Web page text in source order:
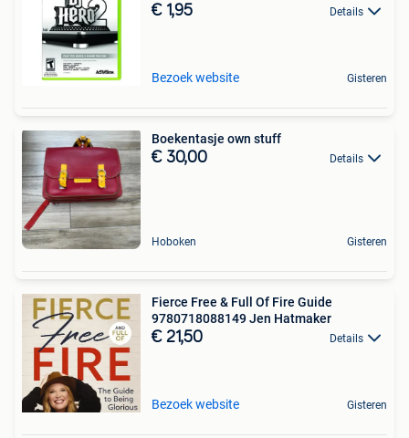
€ 1,95 Details
Bezoek website Gisteren
Boekentasje own stuff
€ 30,00 Details
Hoboken Gisteren
Fierce Free & Full Of Fire Guide
9780718088149 Jen Hatmaker
€ 21,50 Details
Bezoek website Gisteren